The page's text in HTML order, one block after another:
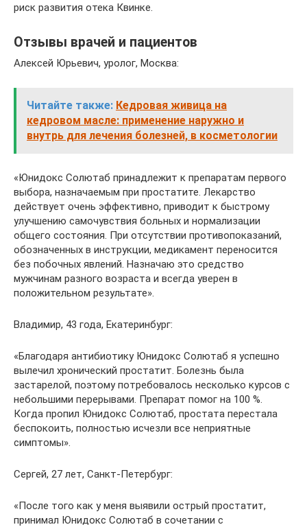
риск развития отека Квинке.
Отзывы врачей и пациентов
Алексей Юрьевич, уролог, Москва:
Читайте также: Кедровая живица на
кедровом масле: применение наружно и
внутрь для лечения болезней, в косметологии
«Юнидокс Солютаб принадлежит к препаратам первого
выбора, назначаемым при простатите. Лекарство
действует очень эффективно, приводит к быстрому
улучшению самочувствия больных и нормализации
общего состояния. При отсутствии противопоказаний,
обозначенных в инструкции, медикамент переносится
без побочных явлений. Назначаю это средство
мужчинам разного возраста и всегда уверен в
положительном результате».
Владимир, 43 года, Екатеринбург:
«Благодаря антибиотику Юнидокс Солютаб я успешно
вылечил хронический простатит. Болезнь была
застарелой, поэтому потребовалось несколько курсов с
небольшими перерывами. Препарат помог на 100 %.
Когда пропил Юнидокс Солютаб, простата перестала
беспокоить, полностью исчезли все неприятные
симптомы».
Сергей, 27 лет, Санкт-Петербург:
«После того как у меня выявили острый простатит,
принимал Юнидокс Солютаб в сочетании с